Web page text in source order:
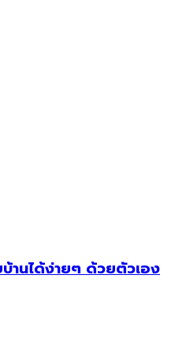
านได้ง่ายๆ ด้วยตัวเอง